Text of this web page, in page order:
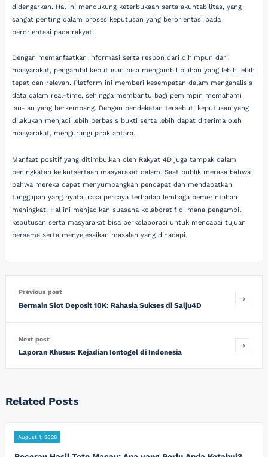
didengarkan. Hal ini mendukung keterbukaan serta akuntabilitas, yang
sangat penting dalam proses keputusan yang berorientasi pada
berorientasi pada rakyat.
Dengan memanfaatkan informasi serta respon dari dihimpun dari
masyarakat, pengambil keputusan bisa mengambil pilihan yang lebih lebih
tepat dan relevan. Platform ini memberi kesempatan dalam menganalisis
data dalam real-time, sehingga membantu bagi pemimpin memahami
isu-isu yang berkembang. Dengan pendekatan tersebut, keputusan yang
dilakukan menjadi lebih berbasis bukti serta lebih dapat diterima oleh
masyarakat, mengurangi jarak antara.
Manfaat positif yang ditimbulkan oleh Rakyat 4D juga tampak dalam
peningkatan keikutsertaan masyarakat dalam. Saat publik merasa bahwa
bahwa mereka dapat menyumbangkan pendapat dan mendapatkan
tanggapan yang nyata, rasa percaya terhadap lembaga pemerintahan
meningkat. Hal ini menjadikan suasana kolaboratif di mana pengambil
keputusan serta masyarakat bisa berkolaborasi untuk mencapai tujuan
bersama serta menyelesaikan masalah yang dihadapi.
Previous post
Bermain Slot Deposit 10K: Rahasia Sukses di Salju4D
Next post
Laporan Khusus: Kejadian Iontogel di Indonesia
Related Posts
August 1, 2026